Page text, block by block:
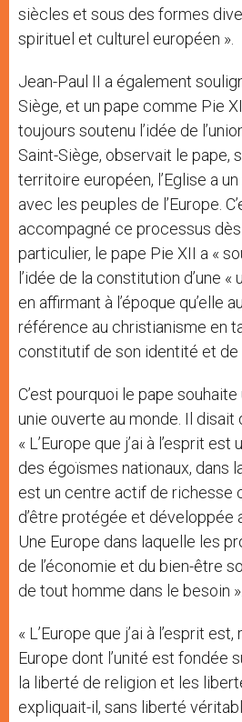
siècles et sous des formes
spirituel et culturel européen ».
Jean-Paul II a également
Siège, et un pape comme Pie
toujours soutenu l’idée de
Saint-Siège, observait le pape,
territoire européen, l’Eglise a
avec les peuples de l’Europe.
accompagné ce processus dès
particulier, le pape Pie XII a «
l’idée de la constitution d’une «
en affirmant à l’époque qu’elle
référence au christianisme en
constitutif de son identité et de
C’est pourquoi le pape
unie ouverte au monde. Il disait
« L’Europe que j’ai à l’esprit
des égoïsmes nationaux, dans
est un centre actif de richesse
d’être protégée et développée
Une Europe dans laquelle les
de l’économie et du bien-être
de tout homme dans le besoin ».
« L’Europe que j’ai à l’esprit
Europe dont l’unité est fondée
la liberté de religion et les
expliquait-il, sans liberté